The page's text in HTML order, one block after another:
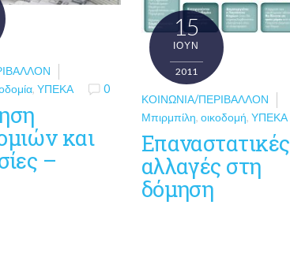
,ΥΠΕΚΑ 0
και
–
15
ΙΟΎΝ
2011
ΚΟΙΝΩΝΊΑ/ΠΕΡΙΒΆΛΛΟΝ
Μπιρμπίλη, οικοδομή, ΥΠΕΚΑ
Επαναστατικές
αλλαγές στη
δόμηση